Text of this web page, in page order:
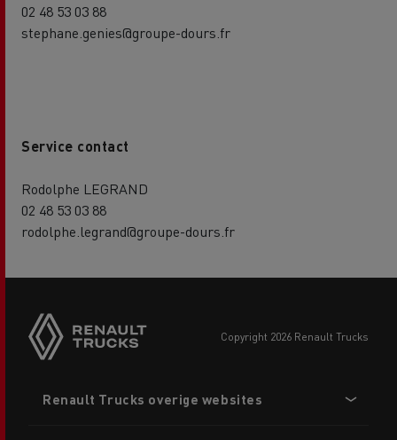
02 48 53 03 88
stephane.genies@groupe-dours.fr
Service contact
Rodolphe LEGRAND
02 48 53 03 88
rodolphe.legrand@groupe-dours.fr
copyright 2026 Renault Trucks
menu
Renault Trucks overige websites